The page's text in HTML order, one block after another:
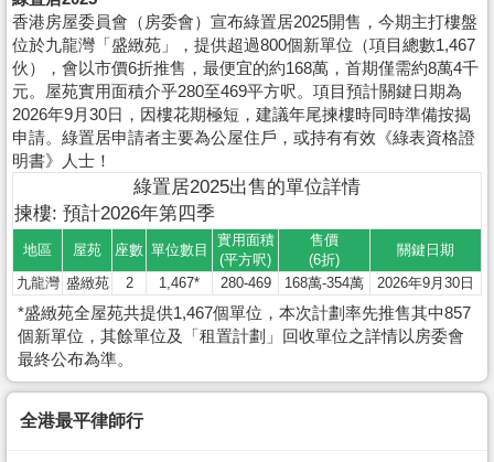
香港房屋委員會（房委會）宣布綠置居2025開售，今期主打樓盤
位於九龍灣「盛緻苑」，提供超過800個新單位（項目總數1,467
伙），會以市價6折推售，最便宜的約168萬，首期僅需約8萬4千
元。屋苑實用面積介乎280至469平方呎。項目預計關鍵日期為
2026年9月30日，因樓花期極短，建議年尾揀樓時同時準備按揭
申請。綠置居申請者主要為公屋住戶，或持有有效《綠表資格證
明書》人士！
綠置居2025出售的單位詳情
揀樓: 預計2026年第四季
地區 屋苑 座數 單位數目
實用面積
(平方呎)
售價
(6折)
關鍵日期
九龍灣 盛緻苑 2 1,467* 280-469 168萬-354萬 2026年9月30日
*盛緻苑全屋苑共提供1,467個單位，本次計劃率先推售其中857
個新單位，其餘單位及「租置計劃」回收單位之詳情以房委會
最終公布為準。
全港最平律師行